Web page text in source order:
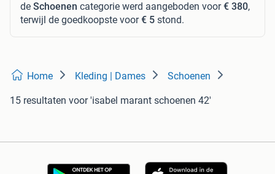
de Schoenen categorie werd aangeboden voor€ 380,
terwijl de goedkoopste voor€ 5 stond.
Home Kleding | Dames Schoenen
15 resultaten voor 'isabel marant schoenen 42'